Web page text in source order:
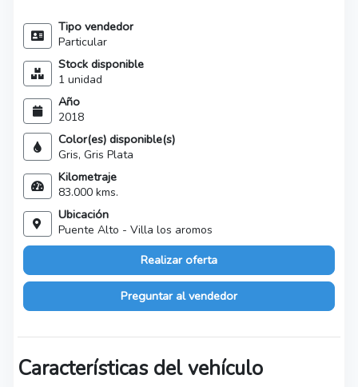
Tipo vendedor
Particular
Stock disponible
1 unidad
Año
2018
Color(es) disponible(s)
Gris, Gris Plata
Kilometraje
83.000 kms.
Ubicación
Puente Alto - Villa los aromos
Realizar oferta
Preguntar al vendedor
Características del vehículo